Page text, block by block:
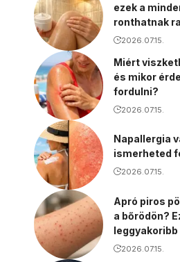
ezek a
ronthatnak
2026.07.15.
Miért
és mikor
fordulni?
2026.07.15.
Napallergia
ismerheted
2026.07.15.
Apró piros
a bőrödön?
leggyakoribb
2026.07.15.